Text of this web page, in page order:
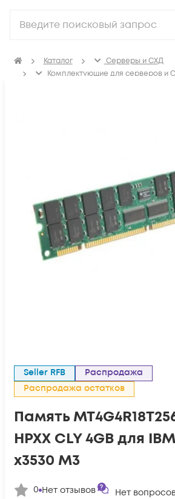
Каталог
Серверы и СХД
Комплектующие для серверов и
Seller RFB
Распродажа
Распродажа остатков
Память
HPXX CLY 4GB для
x3530 M3
0 Нет отзывов Нет